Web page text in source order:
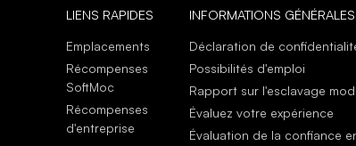
LIENS RAPIDES
Emplacements
Récompenses
SoftMoc
Récompenses
d'entreprise
INFORMATIONS GÉNÉRALES
Déclaration de
Possibilités d'emploi
Rapport sur l'esclavage
Évaluez votre expérience
Évaluation de la confiance